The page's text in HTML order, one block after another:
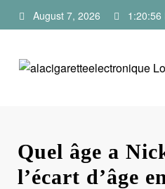
to
August 7, 2026 1:20:57
Quel âge a
l’écart d’âge